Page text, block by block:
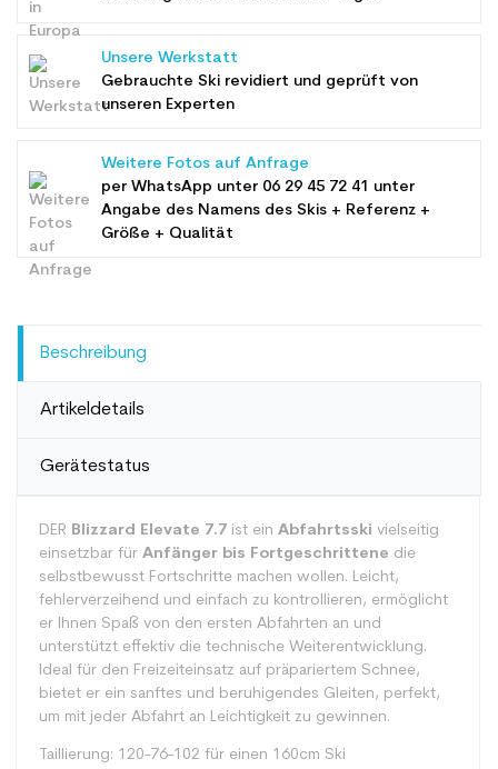
Unsere Werkstatt
Gebrauchte Ski revidiert und geprüft von
unseren Experten
Weitere Fotos auf Anfrage
per WhatsApp unter 06 29 45 72 41 unter
Angabe des Namens des Skis + Referenz +
Größe + Qualität
Beschreibung
Artikeldetails
Gerätestatus
DER Blizzard Elevate 7.7 ist ein Abfahrtsski vielseitig
einsetzbar für Anfänger bis Fortgeschrittene die
selbstbewusst Fortschritte machen wollen. Leicht,
fehlerverzeihend und einfach zu kontrollieren, ermöglicht
er Ihnen Spaß von den ersten Abfahrten an und
unterstützt effektiv die technische Weiterentwicklung.
Ideal für den Freizeiteinsatz auf präpariertem Schnee,
bietet er ein sanftes und beruhigendes Gleiten, perfekt,
um mit jeder Abfahrt an Leichtigkeit zu gewinnen.
Taillierung: 120-76-102 für einen 160cm Ski